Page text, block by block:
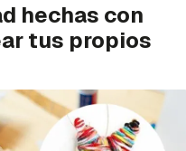
hechas con
tus propios